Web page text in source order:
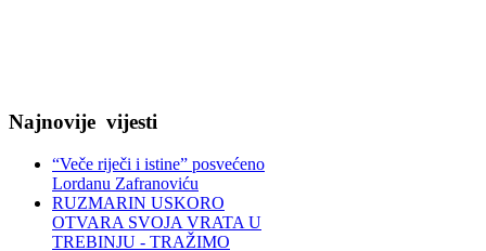
Najnovije vijesti
“Veče riječi i istine” posvećeno
Lordanu Zafranoviću
RUZMARIN USKORO
OTVARA SVOJA VRATA U
TREBINJU - TRAŽIMO